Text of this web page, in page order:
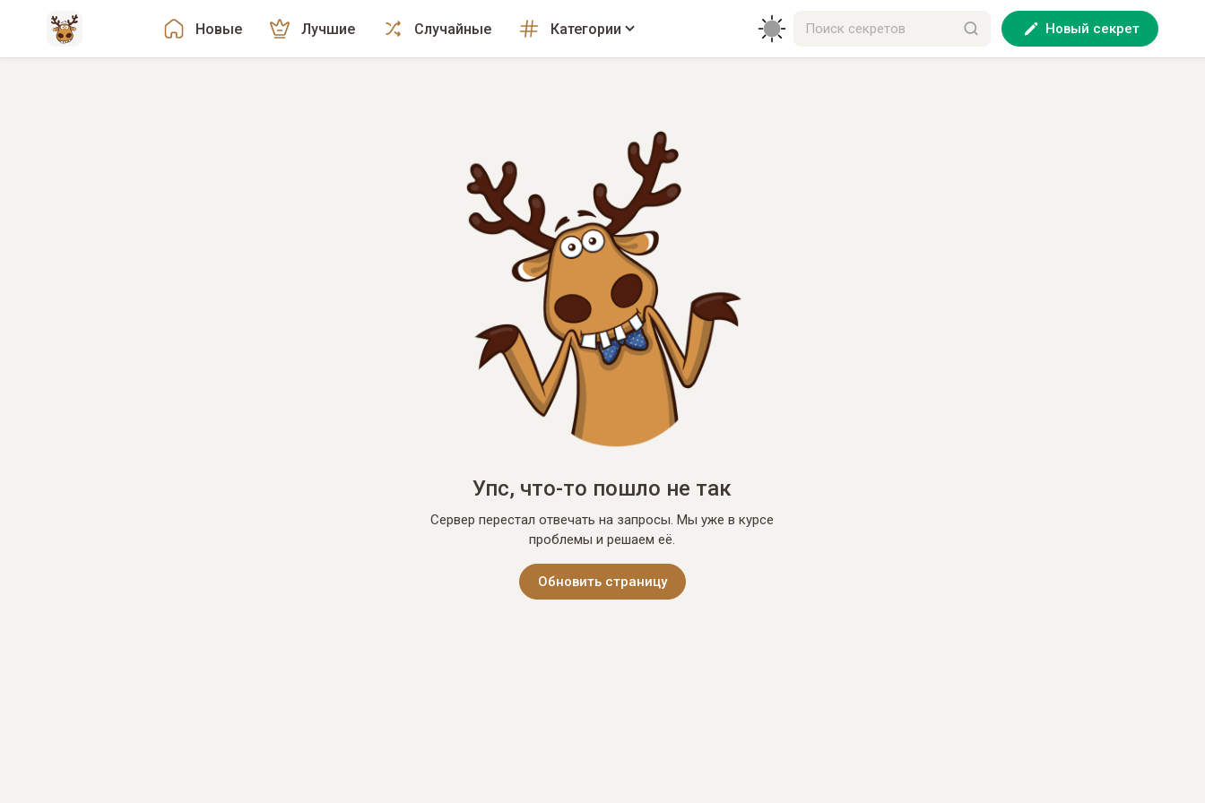
Новые Лучшие Случайные Категории Новый секрет
Упс, что-то пошло не так
Сервер перестал отвечать на запросы. Мы уже в курсе
проблемы и решаем её.
Обновить страницу